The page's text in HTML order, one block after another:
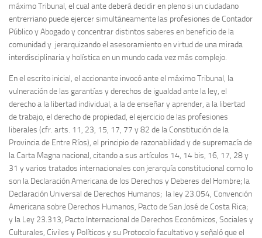
máximo Tribunal, el cual ante deberá decidir en pleno si un ciudadano
entrerriano puede ejercer simultáneamente las profesiones de Contador
Público y Abogado y concentrar distintos saberes en beneficio de la
comunidad y jerarquizando el asesoramiento en virtud de una mirada
interdisciplinaria y holística en un mundo cada vez más complejo.
En el escrito inicial, el accionante invocó ante el máximo Tribunal, la
vulneración de las garantías y derechos de igualdad ante la ley, el
derecho a la libertad individual, a la de enseñar y aprender, a la libertad
de trabajo, el derecho de propiedad, el ejercicio de las profesiones
liberales (cfr. arts. 11, 23, 15, 17, 77 y 82 de la Constitución de la
Provincia de Entre Ríos), el principio de razonabilidad y de supremacía de
la Carta Magna nacional, citando a sus artículos 14, 14 bis, 16, 17, 28 y
31 y varios tratados internacionales con jerarquía constitucional como lo
son la Declaración Americana de los Derechos y Deberes del Hombre; la
Declaración Universal de Derechos Humanos; la ley 23.054, Convención
Americana sobre Derechos Humanos, Pacto de San José de Costa Rica;
y la Ley 23.313, Pacto Internacional de Derechos Económicos, Sociales y
Culturales, Civiles y Políticos y su Protocolo facultativo y señaló que el